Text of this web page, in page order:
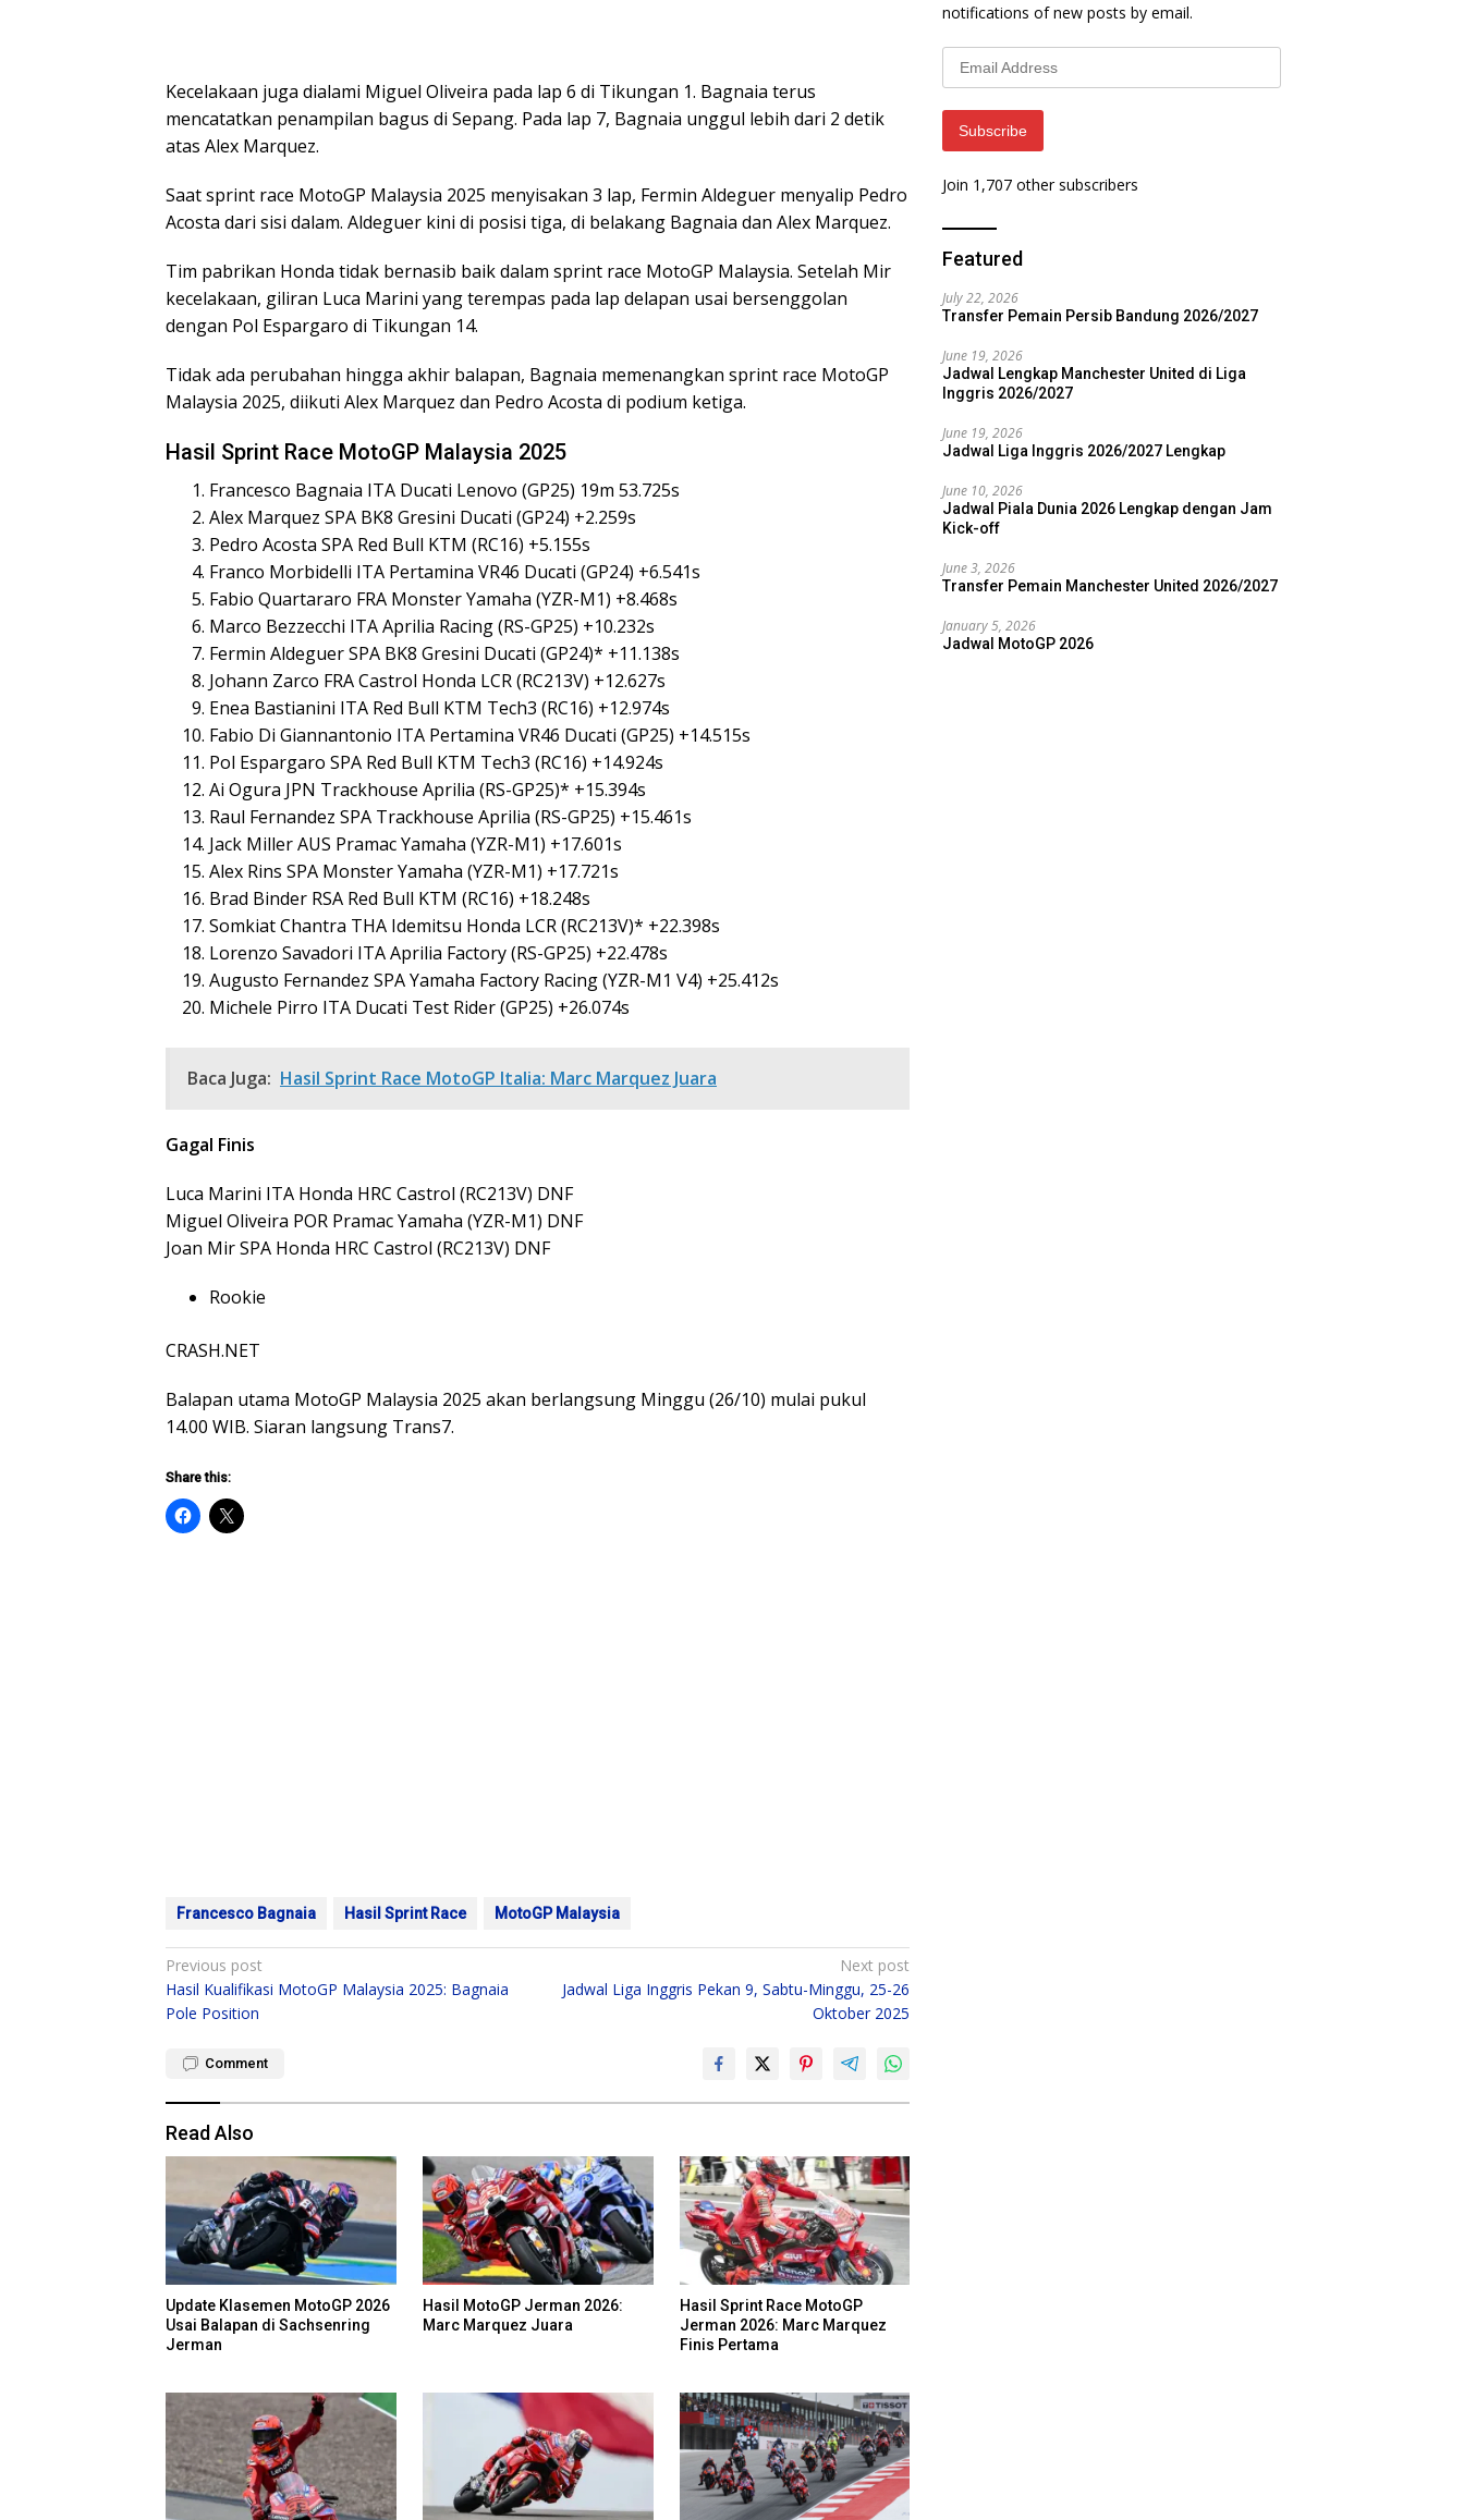
Kecelakaan juga dialami Miguel Oliveira pada lap 6 di Tikungan 1. Bagnaia terus
mencatatkan penampilan bagus di Sepang. Pada lap 7, Bagnaia unggul lebih dari 2 detik
atas Alex Marquez.
Saat sprint race MotoGP Malaysia 2025 menyisakan 3 lap, Fermin Aldeguer menyalip Pedro
Acosta dari sisi dalam. Aldeguer kini di posisi tiga, di belakang Bagnaia dan Alex Marquez.
Tim pabrikan Honda tidak bernasib baik dalam sprint race MotoGP Malaysia. Setelah Mir
kecelakaan, giliran Luca Marini yang terempas pada lap delapan usai bersenggolan
dengan Pol Espargaro di Tikungan 14.
Tidak ada perubahan hingga akhir balapan, Bagnaia memenangkan sprint race MotoGP
Malaysia 2025, diikuti Alex Marquez dan Pedro Acosta di podium ketiga.
Hasil Sprint Race MotoGP Malaysia 2025
Francesco Bagnaia ITA Ducati Lenovo (GP25) 19m 53.725s
Alex Marquez SPA BK8 Gresini Ducati (GP24) +2.259s
Pedro Acosta SPA Red Bull KTM (RC16) +5.155s
Franco Morbidelli ITA Pertamina VR46 Ducati (GP24) +6.541s
Fabio Quartararo FRA Monster Yamaha (YZR-M1) +8.468s
Marco Bezzecchi ITA Aprilia Racing (RS-GP25) +10.232s
Fermin Aldeguer SPA BK8 Gresini Ducati (GP24)* +11.138s
Johann Zarco FRA Castrol Honda LCR (RC213V) +12.627s
Enea Bastianini ITA Red Bull KTM Tech3 (RC16) +12.974s
Fabio Di Giannantonio ITA Pertamina VR46 Ducati (GP25) +14.515s
Pol Espargaro SPA Red Bull KTM Tech3 (RC16) +14.924s
Ai Ogura JPN Trackhouse Aprilia (RS-GP25)* +15.394s
Raul Fernandez SPA Trackhouse Aprilia (RS-GP25) +15.461s
Jack Miller AUS Pramac Yamaha (YZR-M1) +17.601s
Alex Rins SPA Monster Yamaha (YZR-M1) +17.721s
Brad Binder RSA Red Bull KTM (RC16) +18.248s
Somkiat Chantra THA Idemitsu Honda LCR (RC213V)* +22.398s
Lorenzo Savadori ITA Aprilia Factory (RS-GP25) +22.478s
Augusto Fernandez SPA Yamaha Factory Racing (YZR-M1 V4) +25.412s
Michele Pirro ITA Ducati Test Rider (GP25) +26.074s
Baca Juga: Hasil Sprint Race MotoGP Italia: Marc Marquez Juara
Gagal Finis
Luca Marini ITA Honda HRC Castrol (RC213V) DNF
Miguel Oliveira POR Pramac Yamaha (YZR-M1) DNF
Joan Mir SPA Honda HRC Castrol (RC213V) DNF
Rookie
CRASH.NET
Balapan utama MotoGP Malaysia 2025 akan berlangsung Minggu (26/10) mulai pukul
14.00 WIB. Siaran langsung Trans7.
Share this:
Francesco Bagnaia Hasil Sprint Race MotoGP Malaysia
Post
navigation
Previous post
Hasil Kualifikasi MotoGP Malaysia 2025: Bagnaia
Pole Position
Next post
Jadwal Liga Inggris Pekan 9, Sabtu-Minggu, 25-26
Oktober 2025
Comment
Read Also
Update Klasemen MotoGP 2026
Usai Balapan di Sachsenring
Jerman
Hasil MotoGP Jerman 2026:
Marc Marquez Juara
Hasil Sprint Race MotoGP
Jerman 2026: Marc Marquez
Finis Pertama
notifications of new posts by email.
Email
Address
Subscribe
Join 1,707 other subscribers
Featured
July 22, 2026
Transfer Pemain Persib Bandung 2026/2027
June 19, 2026
Jadwal Lengkap Manchester United di Liga
Inggris 2026/2027
June 19, 2026
Jadwal Liga Inggris 2026/2027 Lengkap
June 10, 2026
Jadwal Piala Dunia 2026 Lengkap dengan Jam
Kick-off
June 3, 2026
Transfer Pemain Manchester United 2026/2027
January 5, 2026
Jadwal MotoGP 2026